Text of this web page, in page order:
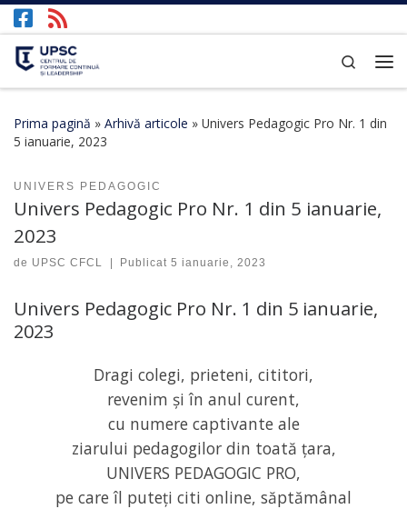
Afișează întregul conținut
Search
Prima pagină » Arhivă articole » Univers Pedagogic Pro Nr. 1 din
5 ianuarie, 2023
UNIVERS PEDAGOGIC
Univers Pedagogic Pro Nr. 1 din 5 ianuarie,
2023
de UPSC CFCL Publicat5 ianuarie, 2023
Univers Pedagogic Pro Nr. 1 din 5 ianuarie,
2023
Dragi colegi, prieteni, cititori,
revenim și în anul curent,
cu numere captivante ale
ziarului pedagogilor din toată țara,
UNIVERS PEDAGOGIC PRO,
pe care îl puteți citi online, săptămânal